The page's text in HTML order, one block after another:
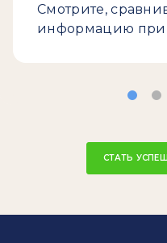
Смотрите,
информацию при
СТАТЬ